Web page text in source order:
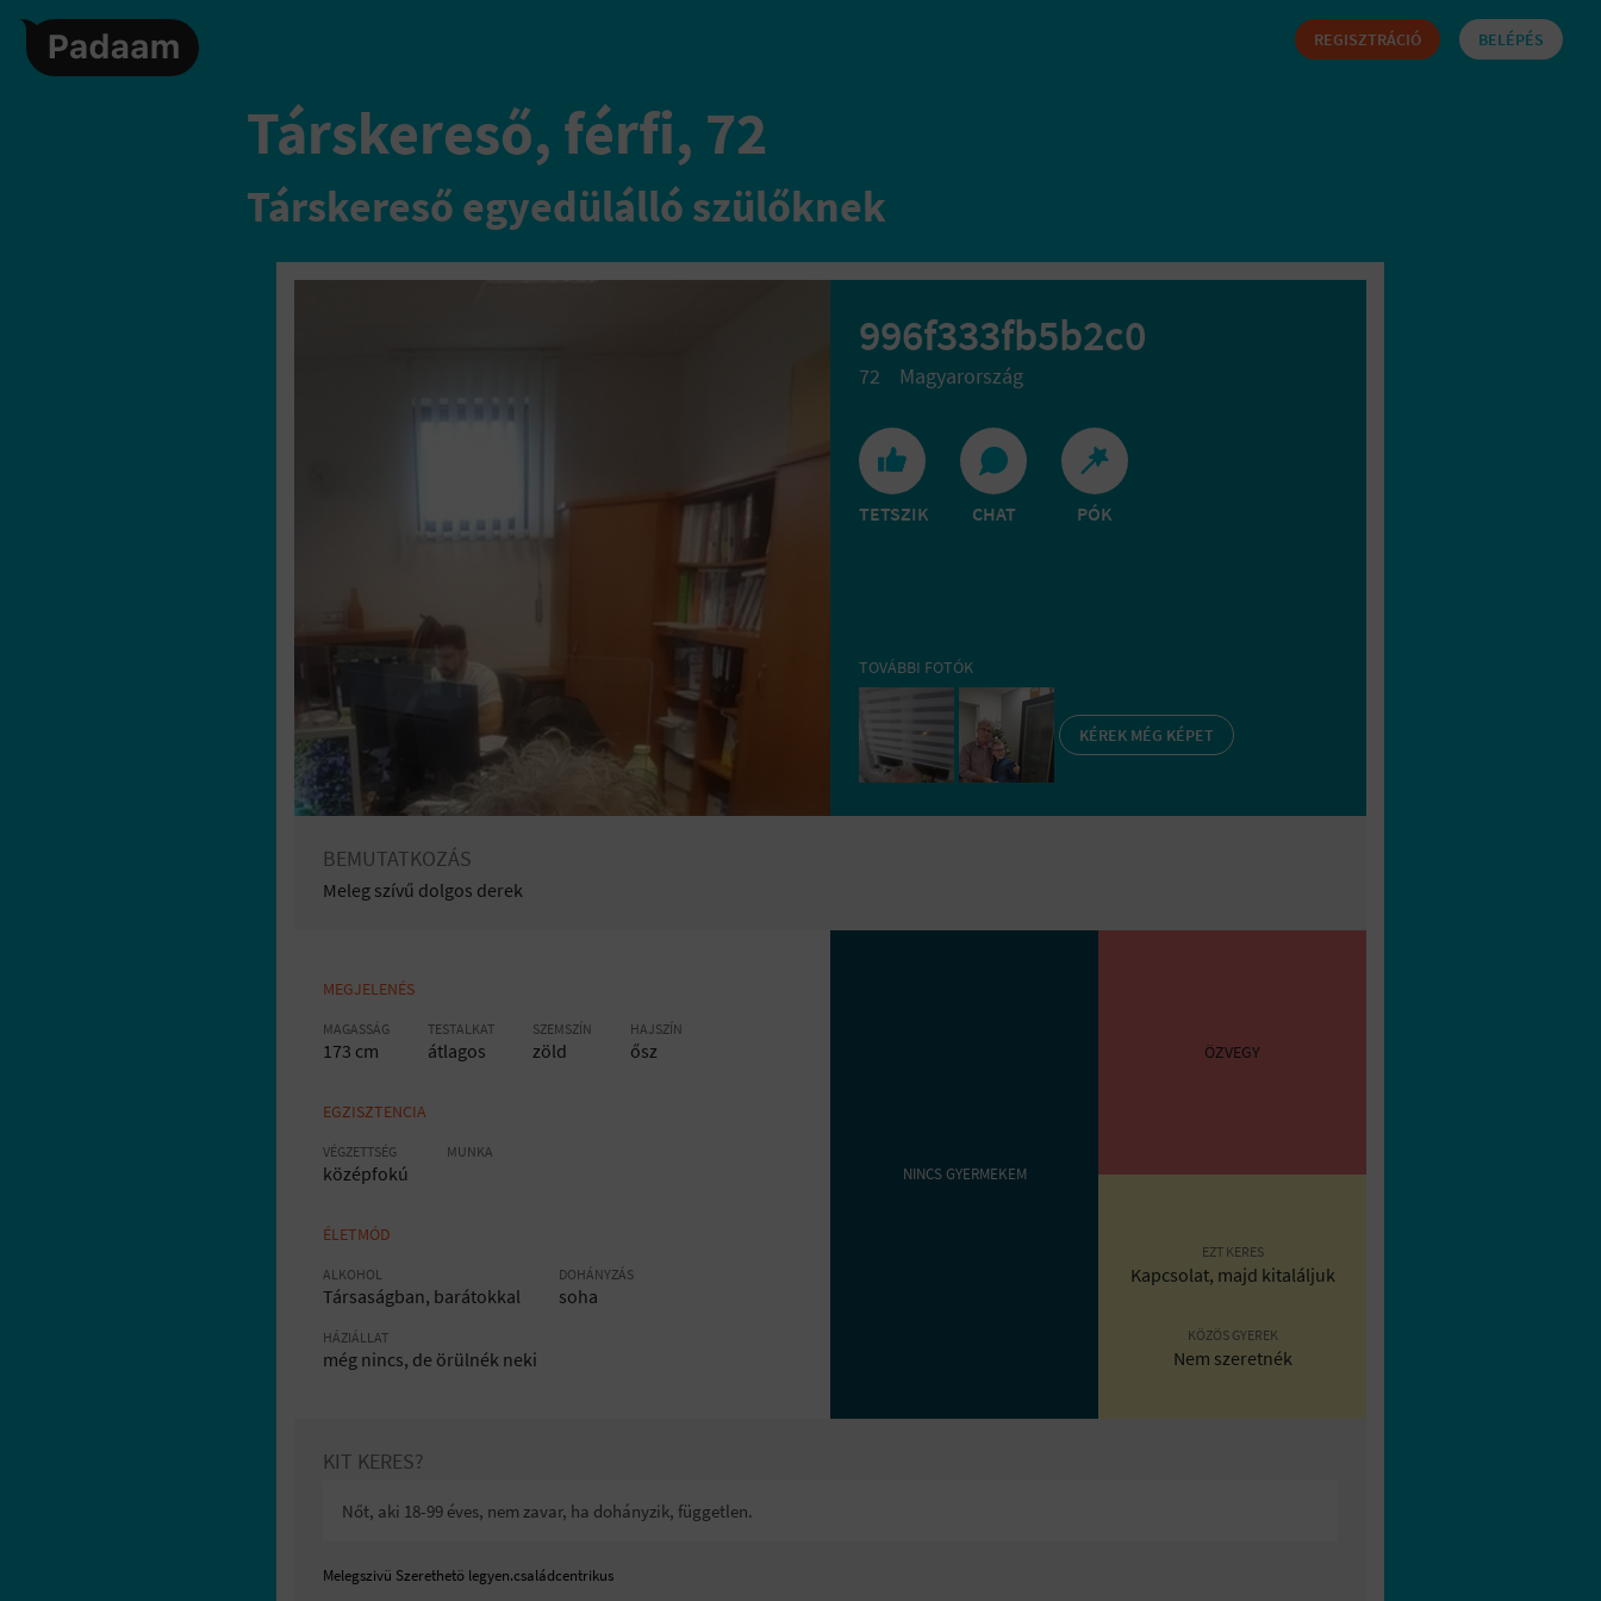
BELÉPÉS
REGISZTRÁCIÓ
Társkereső, férfi, 72
Társkereső egyedülálló szülőknek
996f333fb5b2c0
72 Magyarország
TETSZIK CHAT PÓK
TOVÁBBI FOTÓK
KÉREK MÉG KÉPET
BEMUTATKOZÁS
Meleg szívű dolgos derek
MEGJELENÉS
MAGASSÁG
173 cm
TESTALKAT
átlagos
SZEMSZÍN
zöld
HAJSZÍN
ősz
EGZISZTENCIA
VÉGZETTSÉG
középfokú
MUNKA
ÉLETMÓD
ALKOHOL
Társaságban, barátokkal
DOHÁNYZÁS
soha
HÁZIÁLLAT
még nincs, de örülnék neki
NINCS GYERMEKEM
ÖZVEGY
EZT KERES
Kapcsolat, majd kitaláljuk
KÖZÖS GYEREK
Nem szeretnék
KIT KERES?
Nőt, aki 18-99 éves, nem zavar, ha dohányzik, független.
Melegszivü Szerethetö legyen.családcentrikus